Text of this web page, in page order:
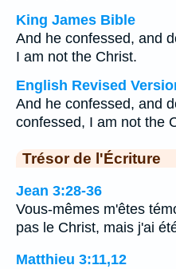
King James Bible
And he confessed, and
I am not the Christ.
English Revised
And he confessed, and
confessed, I am not the
Trésor de l'Écriture
Jean 3:28-36
Vous-mêmes m'êtes
pas le Christ, mais j'ai
Matthieu 3:11,12